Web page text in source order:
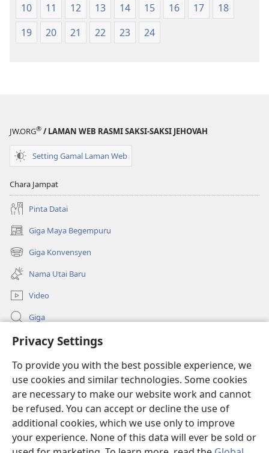
Privacy Settings
To provide you with the best possible experience, we
use cookies and similar technologies. Some cookies
are necessary to make our website work and cannot
be refused. You can accept or decline the use of
additional cookies, which we use only to improve
your experience. None of this data will ever be sold or
10
11 12 13 14 15 16 17
18
19
20 21 22 23 24
JW.ORG® / LAMAN WEB RASMI SAKSI-SAKSI JEHOVAH
Setting Gamal Laman Web
Chara Jampat
Pinta Datai
Giga Maya Begempuru
(opens
new
window)
Giga Konvensyen
(opens
new
window)
Nama Utai Baru
Video
Giga
Penerang Global
Duit Pemeri
(opens
new
window)Watchtower LIBRARI ONLINE
(opens
new
JW Hub ®
(opens
new